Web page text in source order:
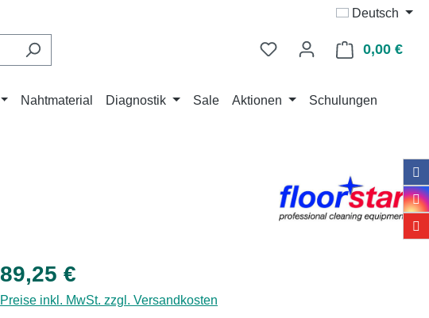
Deutsch
0,00 €
Nahtmaterial Diagnostik Sale Aktionen Schulungen
Regulärer Preis:
89,25 €
Preise inkl. MwSt. zzgl. Versandkosten